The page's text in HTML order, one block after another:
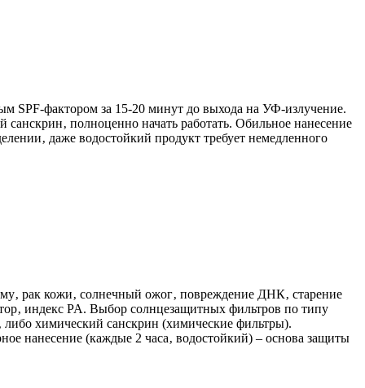
SPF-фактором за 15-20 минут до выхода на УФ-излучение.
полноценно начать работать. Обильное нанесение
даже водостойкий продукт требует немедленного
рак кожи‚ солнечный ожог‚ повреждение ДНК‚ старение
индекс PA. Выбор солнцезащитных фильтров по типу
либо химический санскрин (химические фильтры).
нанесение (каждые 2 часа‚ водостойкий) – основа защиты